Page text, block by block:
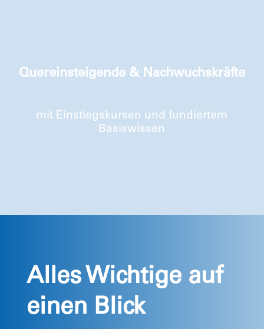
Quereinsteigende & Nachwuchskräfte
mit Einstiegskursen und fundiertem
Basiswissen
Alles Wichtige auf
einen Blick